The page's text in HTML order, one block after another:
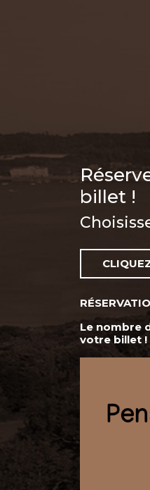
billet !
Le nombre
votre billet !